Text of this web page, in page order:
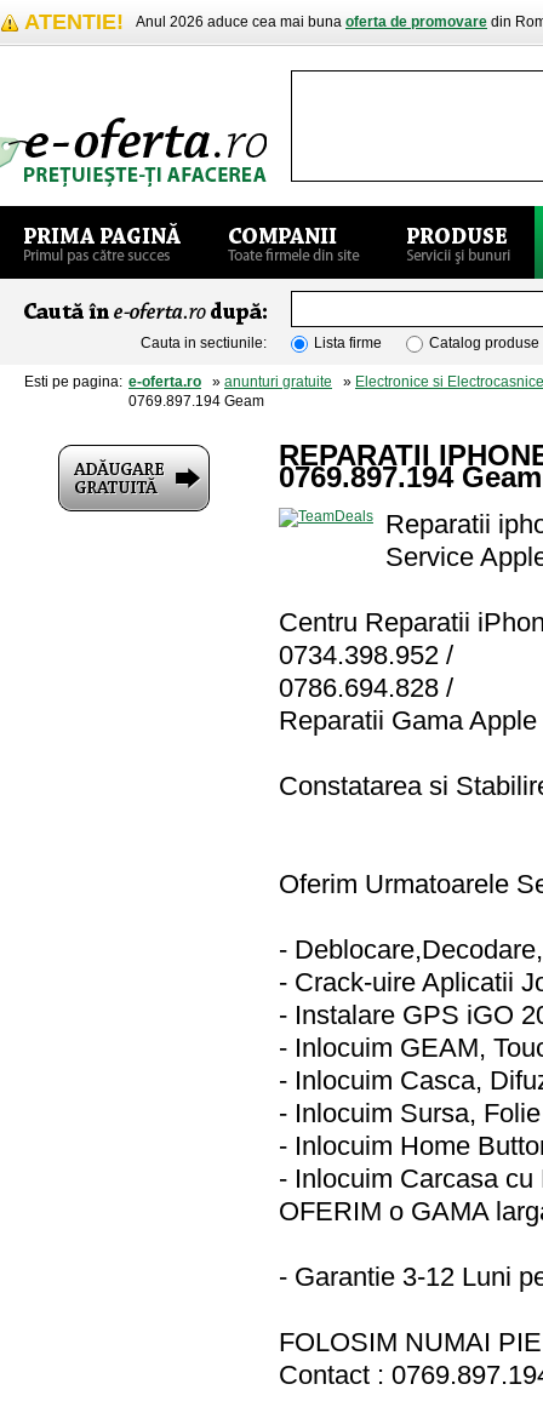
ATENTIE! Anul 2026 aduce cea mai buna oferta de promovare din
Cauta in sectiunile: Lista firme Catalog produse
Esti pe pagina: e-oferta.ro » anunturi gratuite » Electronice si Electrocasnice
0769.897.194 Geam
REPARATII
0769.897.194 Geam
Reparatii
Service
Centru Reparatii
0734.398.952 /
0786.694.828 /
Reparatii Gama
Constatarea si
Oferim Urmatoarele
-
- Crack-uire Aplicatii
- Instalare GPS iGO
- Inlocuim GEAM,
- Inlocuim Casca,
- Inlocuim Sursa,
- Inlocuim Home
- Inlocuim Carcasa cu
OFERIM o GAMA
- Garantie 3-12 Luni
FOLOSIM NUMAI
Contact :